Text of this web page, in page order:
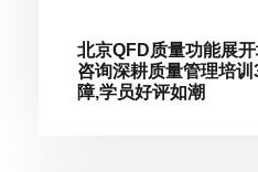
北京QFD质量功能展
咨询深耕质量管理培
障,学员好评如潮